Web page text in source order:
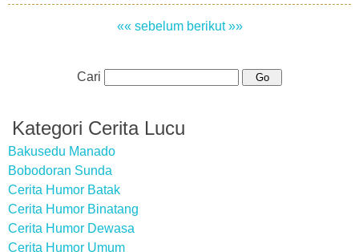
«« sebelum berikut »»
Cari
Kategori Cerita Lucu
Bakusedu Manado
Bobodoran Sunda
Cerita Humor Batak
Cerita Humor Binatang
Cerita Humor Dewasa
Cerita Humor Umum